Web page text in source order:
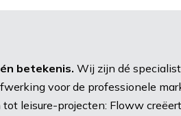
betekenis. Wij zijn dé
voor de professionele
leisure-projecten: Floww